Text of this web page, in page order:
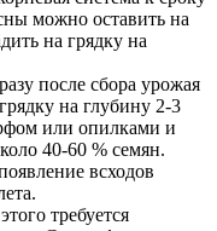
можно оставить на
на грядку на
после сбора урожая
на глубину 2-3
или опилками и
40-60 % семян.
всходов
требуется